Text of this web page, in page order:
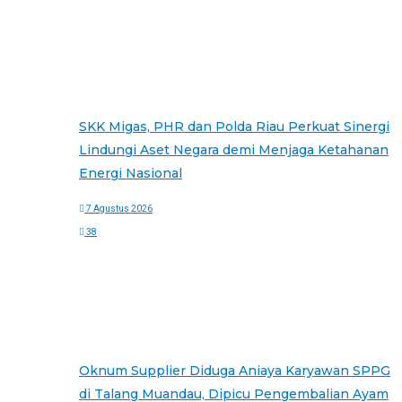
SKK Migas, PHR dan Polda Riau Perkuat Sinergi
Lindungi Aset Negara demi Menjaga Ketahanan
Energi Nasional
7 Agustus 2026
38
Oknum Supplier Diduga Aniaya Karyawan SPPG
di Talang Muandau, Dipicu Pengembalian Ayam